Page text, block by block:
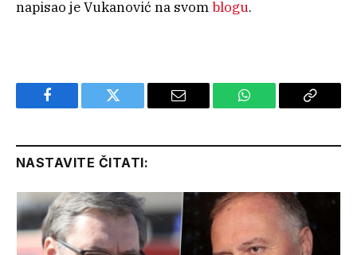
napisao je Vukanović na svomblogu.
Facebook Twitter Email WhatsApp Copy
NASTAVITE ČITATI: